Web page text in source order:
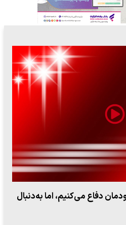
دفاع می‌کنیم، اما به‌دنبال